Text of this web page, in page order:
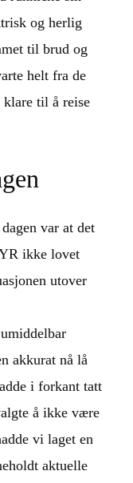
og herlig
til brud og
helt fra de
til å reise
var at det
ikke lovet
utover
akkurat nå lå
i forkant tatt
å ikke være
vi laget en
aktuelle